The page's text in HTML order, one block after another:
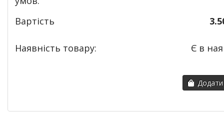
Вартість
Наявність товару: Є в